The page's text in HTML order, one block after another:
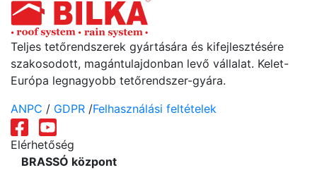
Teljes tetőrendszerek gyártására és kifejlesztésére
szakosodott, magántulajdonban levő vállalat. Kelet-
Európa legnagyobb tetőrendszer-gyára.
ANPC / GDPR /Felhasználási feltételek
Elérhetőség
BRASSÓ központ